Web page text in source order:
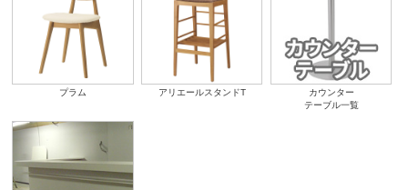
プラム アリエールスタンドT
カウンター
テーブル一覧